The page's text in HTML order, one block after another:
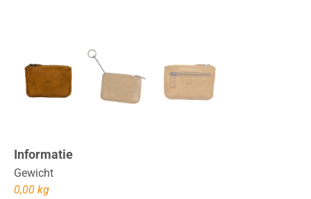
Informatie
Gewicht
0,00 kg